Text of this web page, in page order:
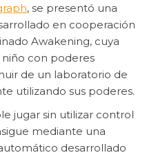
, se presentó una
en cooperación
Awakening, cuya
con poderes
de un laboratorio de
utilizando sus poderes.
jugar sin utilizar control
mediante una
desarrollado